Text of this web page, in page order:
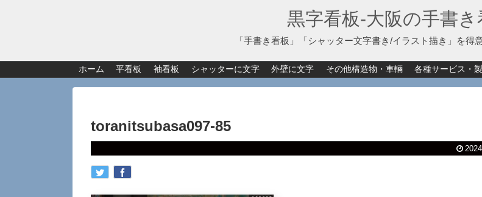
黒字看板‐大阪の手書き
「手書き看板」「シャッター文字書き/イラスト描き」を得
ホーム 平看板 袖看板 シャッターに文字 外壁に文字 その他構造物・車輛 各種サービス・
toranitsubasa097-85